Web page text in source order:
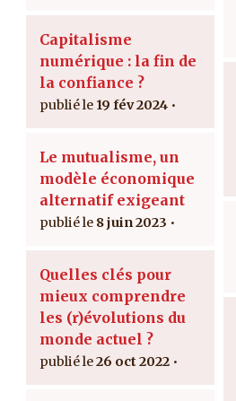
Capitalisme
numérique : la fin de
la confiance ?
19 fév 2024
Le mutualisme, un
modèle économique
alternatif exigeant
8 juin 2023
Quelles clés pour
mieux comprendre
les (r)évolutions du
monde actuel ?
26 oct 2022